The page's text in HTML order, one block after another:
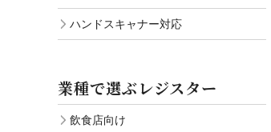
ハンドスキャナー対応
業種で選ぶレジスター
飲食店向け